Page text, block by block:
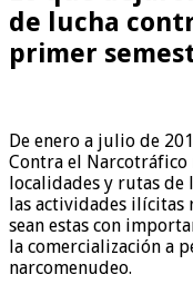
de lucha
primer
De enero a julio de
Contra el
localidades y rutas de
las actividades ilícitas
sean estas con
la comercialización a
narcomenudeo.